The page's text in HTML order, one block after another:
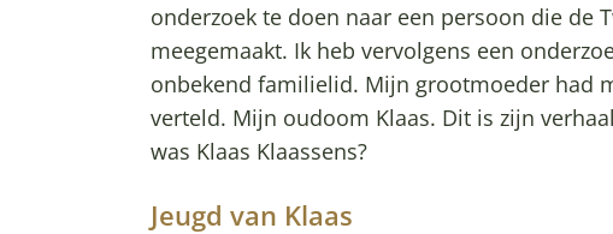
onderzoek te doen naar een persoon die de
meegemaakt. Ik heb vervolgens een
onbekend familielid. Mijn grootmoeder had
verteld. Mijn oudoom Klaas. Dit is zijn
was Klaas Klaassens?
Jeugd van Klaas